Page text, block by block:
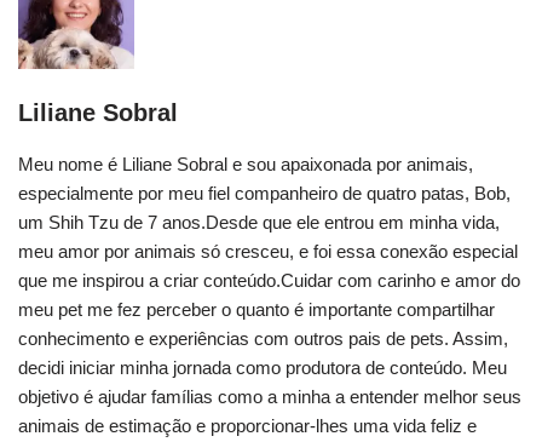
Liliane Sobral
Meu nome é Liliane Sobral e sou apaixonada por animais,
especialmente por meu fiel companheiro de quatro patas, Bob,
um Shih Tzu de 7 anos.Desde que ele entrou em minha vida,
meu amor por animais só cresceu, e foi essa conexão especial
que me inspirou a criar conteúdo.Cuidar com carinho e amor do
meu pet me fez perceber o quanto é importante compartilhar
conhecimento e experiências com outros pais de pets. Assim,
decidi iniciar minha jornada como produtora de conteúdo. Meu
objetivo é ajudar famílias como a minha a entender melhor seus
animais de estimação e proporcionar-lhes uma vida feliz e